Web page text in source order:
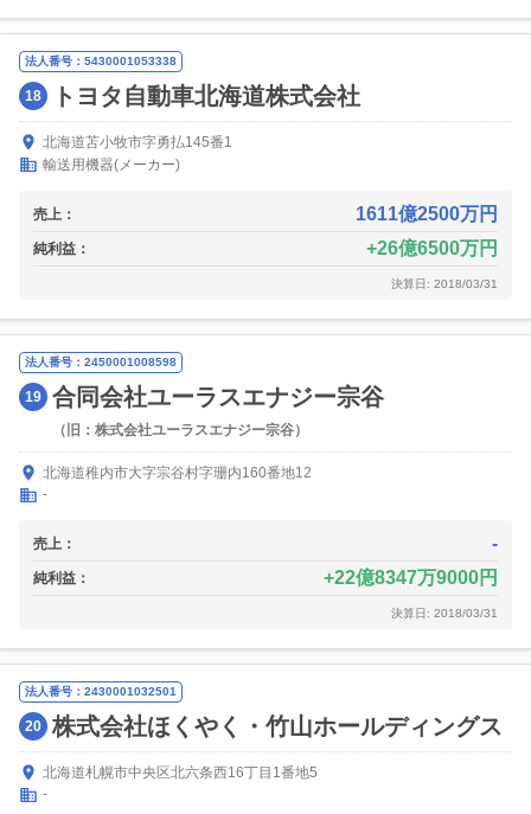
法人番号：5430001053338
18 トヨタ自動車北海道株式会社
北海道苫小牧市字勇払145番1
輸送用機器(メーカー)
売上： 1611億2500万円
純利益： 26億6500万円
決算日: 2018/03/31
法人番号：2450001008598
19 合同会社ユーラスエナジー宗谷
（旧：株式会社ユーラスエナジー宗谷）
北海道稚内市大字宗谷村字珊内160番地12
-
売上： -
純利益： 22億8347万9000円
決算日: 2018/03/31
法人番号：2430001032501
20 株式会社ほくやく・竹山ホールディングス
北海道札幌市中央区北六条西16丁目1番地5
-